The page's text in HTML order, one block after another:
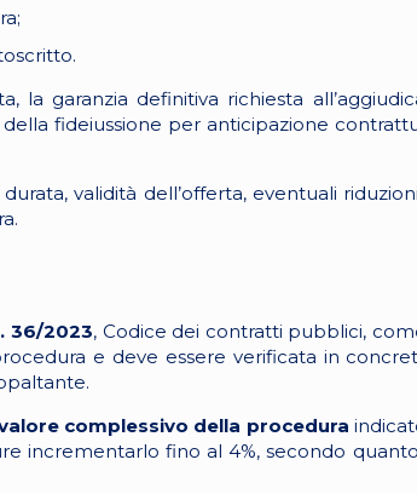
la garanzia definitiva richiesta
fideiussione per anticipazione
validità dell’offerta, eventuali
36/2023, Codice dei contratti pubblici,
e deve essere verificata in
complessivo della procedura
incrementarlo fino al 4%, secondo